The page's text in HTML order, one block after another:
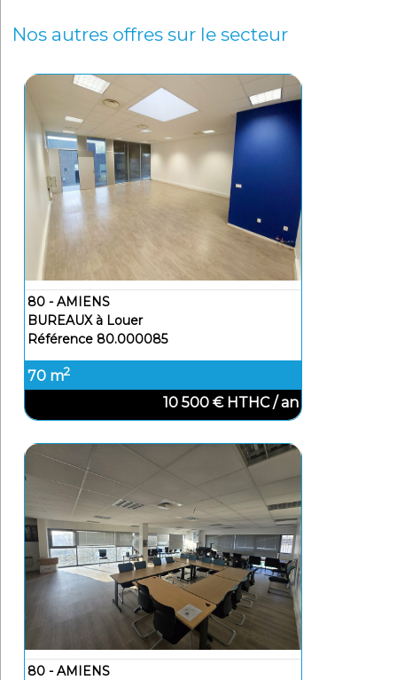
Nos autres offres sur le secteur
80 - AMIENS
BUREAUX à Louer
Référence 80.000085
70 m2
10 500 € HTHC / an
80 - AMIENS